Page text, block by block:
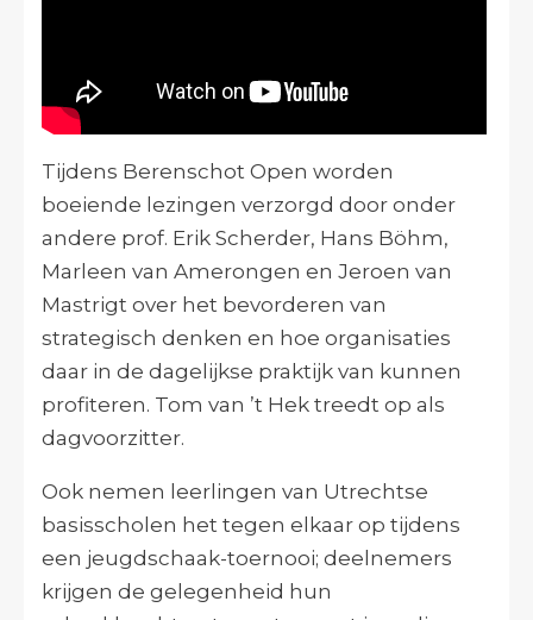
Tijdens Berenschot Open worden
boeiende lezingen verzorgd door onder
andere prof. Erik Scherder, Hans Böhm,
Marleen van Amerongen en Jeroen van
Mastrigt over het bevorderen van
strategisch denken en hoe organisaties
daar in de dagelijkse praktijk van kunnen
profiteren. Tom van ’t Hek treedt op als
dagvoorzitter.
Ook nemen leerlingen van Utrechtse
basisscholen het tegen elkaar op tijdens
een jeugdschaak-toernooi; deelnemers
krijgen de gelegenheid hun